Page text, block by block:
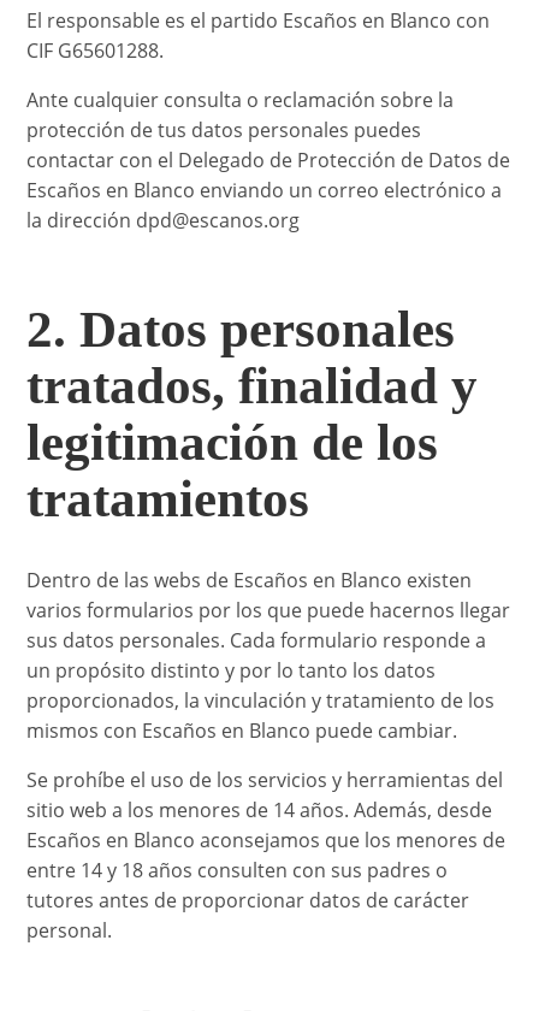
El responsable es el partido Escaños en Blanco con
CIF G65601288.
Ante cualquier consulta o reclamación sobre la
protección de tus datos personales puedes
contactar con el Delegado de Protección de Datos de
Escaños en Blanco enviando un correo electrónico a
la dirección dpd@escanos.org
2. Datos personales
tratados, finalidad y
legitimación de los
tratamientos
Dentro de las webs de Escaños en Blanco existen
varios formularios por los que puede hacernos llegar
sus datos personales. Cada formulario responde a
un propósito distinto y por lo tanto los datos
proporcionados, la vinculación y tratamiento de los
mismos con Escaños en Blanco puede cambiar.
Se prohíbe el uso de los servicios y herramientas del
sitio web a los menores de 14 años. Además, desde
Escaños en Blanco aconsejamos que los menores de
entre 14 y 18 años consulten con sus padres o
tutores antes de proporcionar datos de carácter
personal.